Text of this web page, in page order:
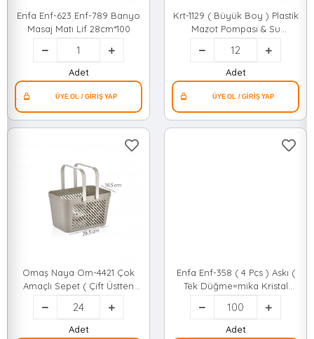
Enfa Enf-623 Enf-789 Banyo
Masaj Matı Lif 28cm*100
Adet
Krt-1129 ( Büyük Boy ) Plastik
Mazot Pompası & Su
Pompası*12=k
Adet
Omaş Naya Om-4421 Çok
Amaçlı Sepet ( Çift Üstten
Kulplu ) ( 16.5x26.5cm )*24=k
Adet
Enfa Enf-358 ( 4 Pcs ) Askı (
Tek Düğme=mika Kristal
Plastik ) Askı ( Şeffaf Pvc
Yapışkanlı Montaj )*100x10
Adet